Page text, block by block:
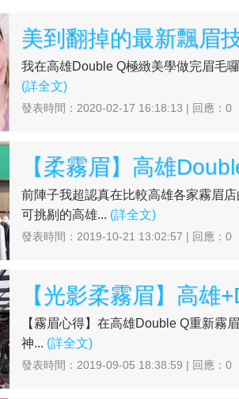
我在高雄Double Q極緻美學做完眉毛
(詳全文)
發表時間：2020-02-17 16:18:13 | 回應：0
前陣子我超認真在比較高雄各家霧眉
可挑剔的高雄... (詳全文)
發表時間：2019-10-21 13:02:57 | 回應：0
【霧眉心得】在高雄Double Q重新霧
神... (詳全文)
發表時間：2019-09-05 18:38:59 | 回應：0